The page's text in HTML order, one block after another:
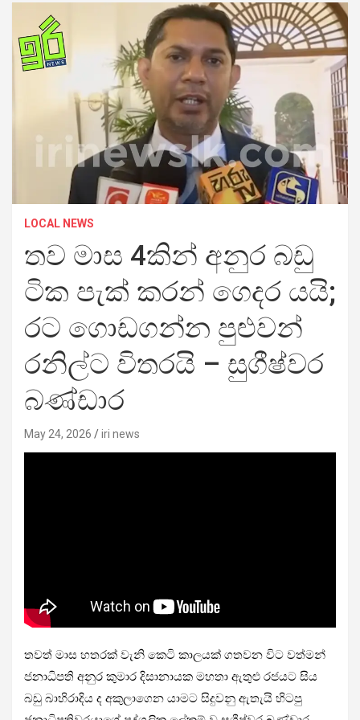
LOCAL NEWS
තව මාස 4කින් අනුර බඩු
ටික පැක් කරන් ගෙදර යයි;
රට ගොඩගන්න පුළුවන්
රනිල්ට විතරයි – සුගීෂ්වර
බණ්ඩාර
May 24, 2026 iri news
තවත් මාස හතරක් වැනි කෙටි කාලයක් ගතවන විට වත්මන්
ජනාධිපති අනුර කුමාර දිසානායක මහතා ඇතුළු රජයට සිය
බඩු බාහිරාදිය ද අකුලාගෙන යාමට සිදුවනු ඇතැයි හිටපු